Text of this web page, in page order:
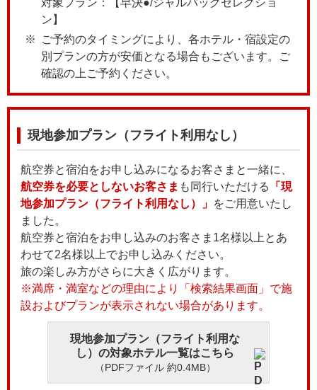
対象プラン：【早決●/ジャルパックセレクショ
ン】
ご予約のタイミングにより、各ホテル・宿設定の
別プランの方が安価となる場合もございます。ご
確認の上ご予約ください。
現地参加プラン（フライト利用なし）
航空券と宿泊をお申し込みになるお客さまと一緒に、
航空券を必要としないお客さま も同行いただける
「現
地参加プラン（フライト利用なし）」 をご用意いたし
ました。
航空券と宿泊をお申し込みのお客さま1名様以上とあ
わせて2名様以上でお申し込みください。
旅の楽しみ方がさらに大きく広がります。
※満席・満室などの理由により「検索結果画面」で施
設およびプランが表示されない場合があります。
現地参加プラン（フライト利用な
し）の対象ホテル一覧はこちら
（PDFファイル 約0.4MB）